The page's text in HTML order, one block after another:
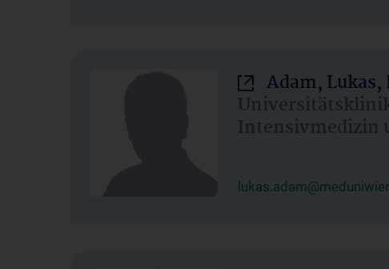
Adam,
Intensivmedizin